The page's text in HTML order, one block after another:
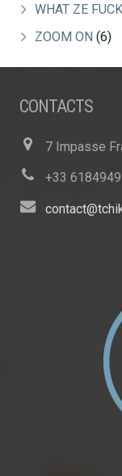
WHAT ZE
ZOOM ON (6)
CONTACTS
7 Impasse
+33